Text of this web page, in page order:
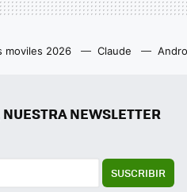
moviles 2026 Claude
NEWSLETTER
SUSCRIBIR